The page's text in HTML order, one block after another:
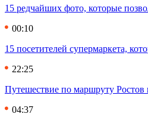
15 редчайших фото, которые
00:10
15 посетителей супермаркета,
22:25
Путешествие по маршруту Ростов
04:37